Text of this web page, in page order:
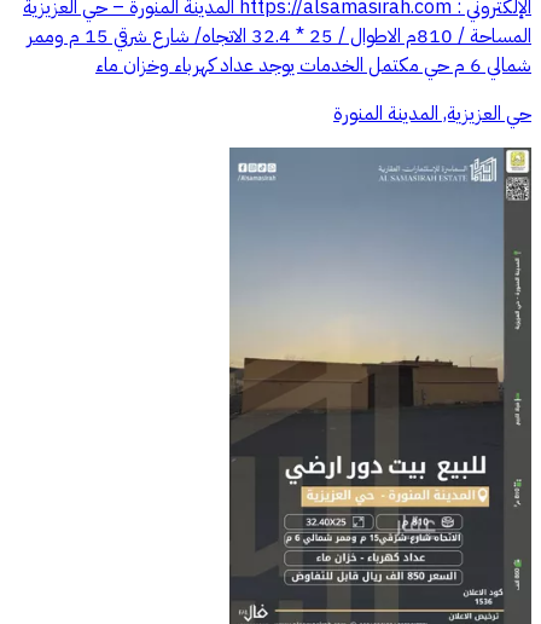
الإلكتروني : https://alsamasirah.com المدينة المنورة – حي العزيزية
المساحة / 810م الاطوال / 25 * 32.4 الاتجاه/ شارع شرقي 15 م وممر
شمالي 6 م حي مكتمل الخدمات يوجد عداد كهرباء وخزان ماء
حي العزيزية, المدينة المنورة